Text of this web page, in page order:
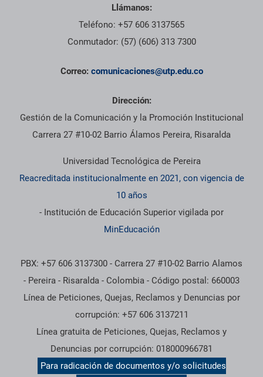
Llámanos:
Teléfono: +57 606 3137565
Conmutador: (57) (606) 313 7300
Correo: comunicaciones@utp.edu.co
Dirección:
Gestión de la Comunicación y la Promoción Institucional
Carrera 27 #10-02 Barrio Álamos Pereira, Risaralda
Universidad Tecnológica de Pereira
Reacreditada institucionalmente en 2021, con vigencia de
10 años
- Institución de Educación Superior vigilada por
MinEducación
PBX: +57 606 3137300 - Carrera 27 #10-02 Barrio Alamos
- Pereira - Risaralda - Colombia - Código postal: 660003
Línea de Peticiones, Quejas, Reclamos y Denuncias por
corrupción: +57 606 3137211
Línea gratuita de Peticiones, Quejas, Reclamos y
Denuncias por corrupción: 018000966781
Para radicación de documentos y/o solicitudes